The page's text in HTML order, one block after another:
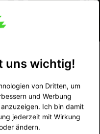
uns wichtig!
von Dritten, um
und Werbung
Ich bin damit
jederzeit mit Wirkung
ändern.